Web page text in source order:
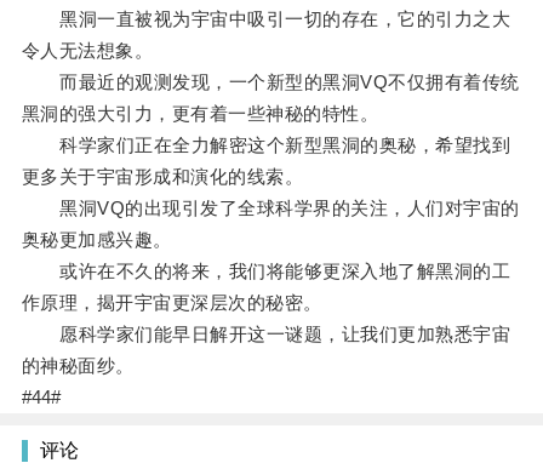
黑洞一直被视为宇宙中吸引一切的存在，它的引力之大
令人无法想象。
而最近的观测发现，一个新型的黑洞VQ不仅拥有着传统
黑洞的强大引力，更有着一些神秘的特性。
科学家们正在全力解密这个新型黑洞的奥秘，希望找到
更多关于宇宙形成和演化的线索。
黑洞VQ的出现引发了全球科学界的关注，人们对宇宙的
奥秘更加感兴趣。
或许在不久的将来，我们将能够更深入地了解黑洞的工
作原理，揭开宇宙更深层次的秘密。
愿科学家们能早日解开这一谜题，让我们更加熟悉宇宙
的神秘面纱。
#44#
评论